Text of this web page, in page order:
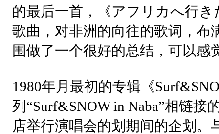
的最后一首，《アフリカへ行
歌曲，对非洲的向往的歌词，布
围做了一个很好的总结，可以感
1980年月最初的专辑《
列“Surf&SNOW in Naba”相链
店举行演唱会的划期间的企划